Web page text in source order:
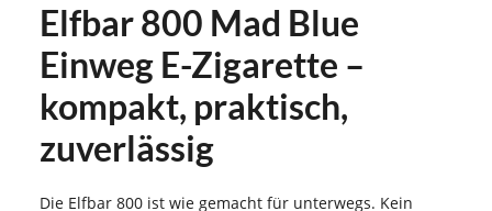
Elfbar 800 Mad Blue
Einweg E-Zigarette –
kompakt, praktisch,
zuverlässig
Die Elfbar 800 ist wie gemacht für unterwegs. Kein